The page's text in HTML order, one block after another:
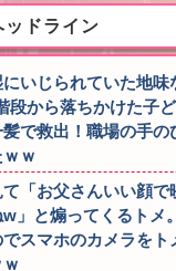
ッドライン
いじられていた地味
段から落ちかけた子
で救出！職場の手の
ｗ
「お父さんいい顔で
」と煽ってくるトメ
スマホのカメラをト